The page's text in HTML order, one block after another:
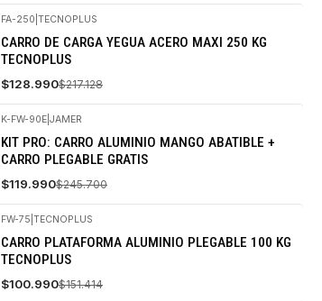
-41%
OFF
FA-250 TECNOPLUS
CARRO DE CARGA YEGUA ACERO MAXI 250 KG
TECNOPLUS
$128.990$217.128
-51%
OFF
K-FW-90E| JAMER
KIT PRO: CARRO ALUMINIO MANGO ABATIBLE +
CARRO PLEGABLE GRATIS
$119.990$245.700
-33%
OFF
FW-75 TECNOPLUS
CARRO PLATAFORMA ALUMINIO PLEGABLE 100 KG
TECNOPLUS
$100.990$151.414